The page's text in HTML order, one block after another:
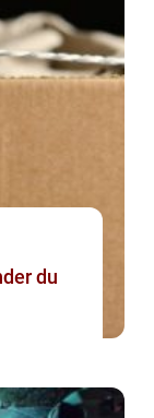
du